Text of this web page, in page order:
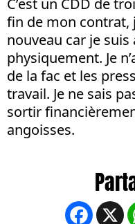
C’est un CDD de
fin de mon contrat,
nouveau car je
physiquement. Je
de la fac et les
travail. Je ne sais
sortir
angoisses.